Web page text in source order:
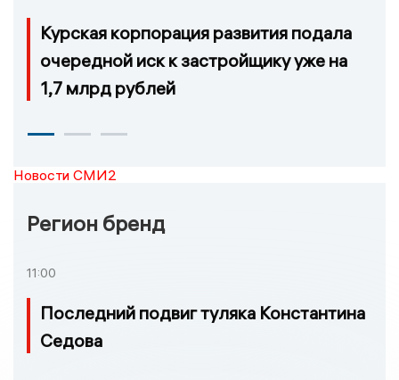
Курская корпорация развития подала
очередной иск к застройщику уже на
1,7 млрд рублей
Новости СМИ2
Регион бренд
11:00
Последний подвиг туляка Константина
Седова